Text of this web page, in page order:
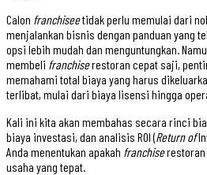
Calon franchiseetidak perlu memulai dari
menjalankan bisnis dengan panduan yang
opsi lebih mudah dan menguntungkan.
membeli franchiserestoran cepat saji,
memahami total biaya yang harus
terlibat, mulai dari biaya lisensi hingga
Kali ini kita akan membahas secara rinci
biaya investasi, dan analisis ROI (Return of
Anda menentukan apakah franchiserestoran
usaha yang tepat.